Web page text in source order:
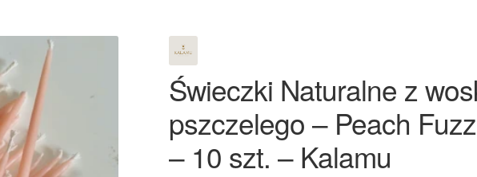
Świeczki Naturalne z
pszczelego – Peach
– 10 szt. – Kalamu